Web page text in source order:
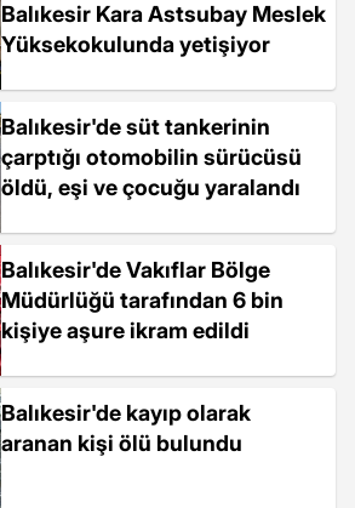
Balıkesir Kara Astsubay Meslek
Yüksekokulunda yetişiyor
Balıkesir'de süt tankerinin
çarptığı otomobilin sürücüsü
öldü, eşi ve çocuğu yaralandı
Balıkesir'de Vakıflar Bölge
Müdürlüğü tarafından 6 bin
kişiye aşure ikram edildi
Balıkesir'de kayıp olarak
aranan kişi ölü bulundu